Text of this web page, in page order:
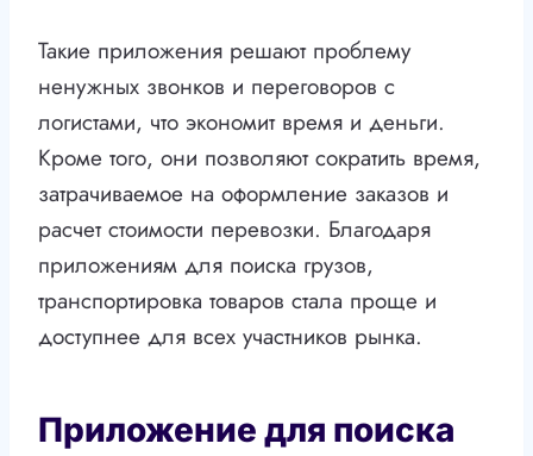
Такие приложения решают проблему
ненужных звонков и переговоров с
логистами, что экономит время и деньги.
Кроме того, они позволяют сократить время,
затрачиваемое на оформление заказов и
расчет стоимости перевозки. Благодаря
приложениям для поиска грузов,
транспортировка товаров стала проще и
доступнее для всех участников рынка.
Приложение для поиска